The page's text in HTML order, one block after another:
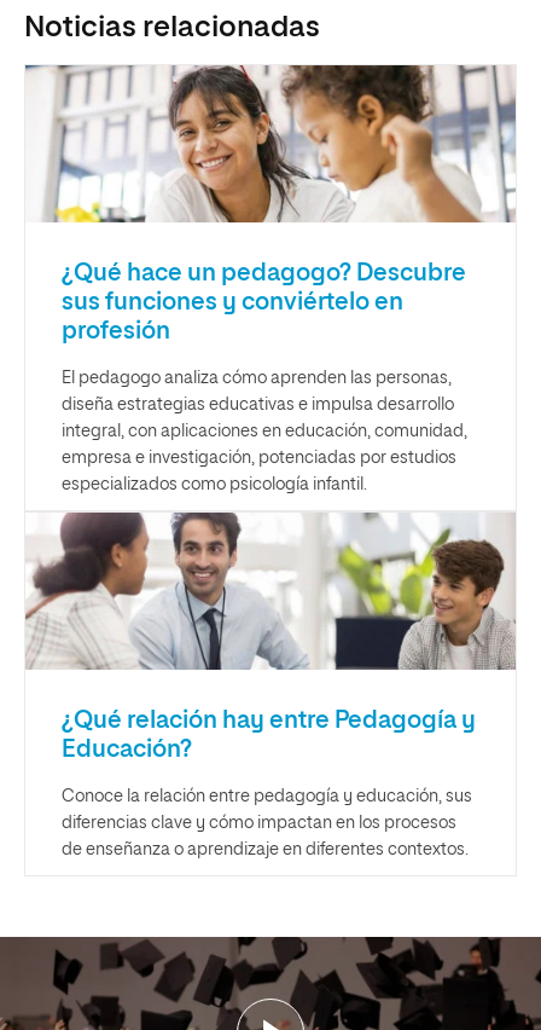
Noticias relacionadas
¿Qué hace un pedagogo? Descubre
sus funciones y conviértelo en
profesión
El pedagogo analiza cómo aprenden las personas,
diseña estrategias educativas e impulsa desarrollo
integral, con aplicaciones en educación, comunidad,
empresa e investigación, potenciadas por estudios
especializados como psicología infantil.
¿Qué relación hay entre Pedagogía y
Educación?
Conoce la relación entre pedagogía y educación, sus
diferencias clave y cómo impactan en los procesos
de enseñanza o aprendizaje en diferentes contextos.